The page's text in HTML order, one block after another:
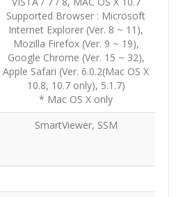
Supported Browser : Microsoft
Internet Explorer (Ver. 8 ~ 11),
Mozilla Firefox (Ver. 9 ~ 19),
Google Chrome (Ver. 15 ~ 32),
Apple Safari (Ver. 6.0.2(Mac OS X
10.8, 10.7 only), 5.1.7)
* Mac OS X only
SmartViewer, SSM